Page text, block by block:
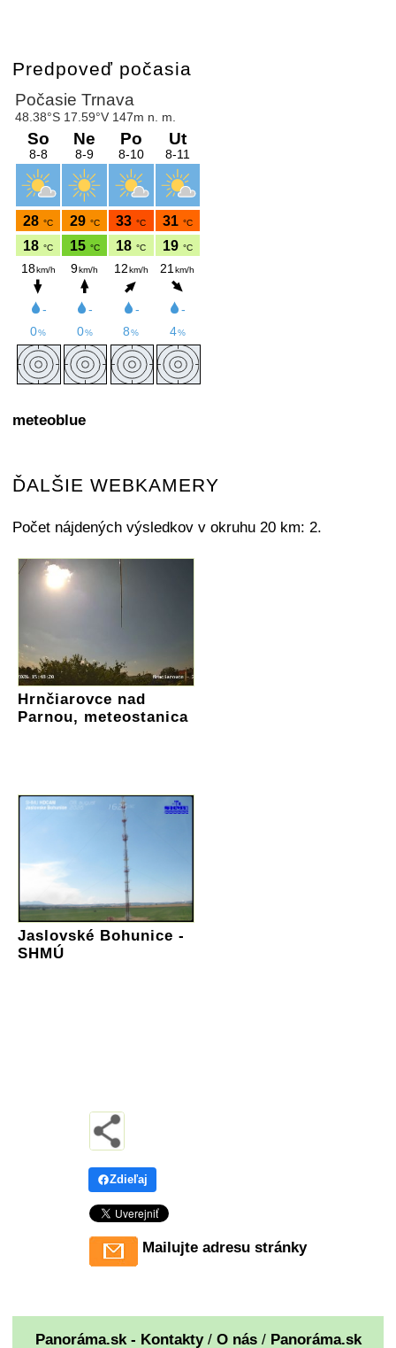
Predpoveď počasia
meteoblue
ĎALŠIE WEBKAMERY
Počet nájdených výsledkov v okruhu 20 km: 2.
Hrnčiarovce nad
Parnou, meteostanica
Jaslovské Bohunice -
SHMÚ
Zdieľaj
Mailujte adresu stránky
Panoráma.sk - Kontakty/ O nás/ Panoráma.sk